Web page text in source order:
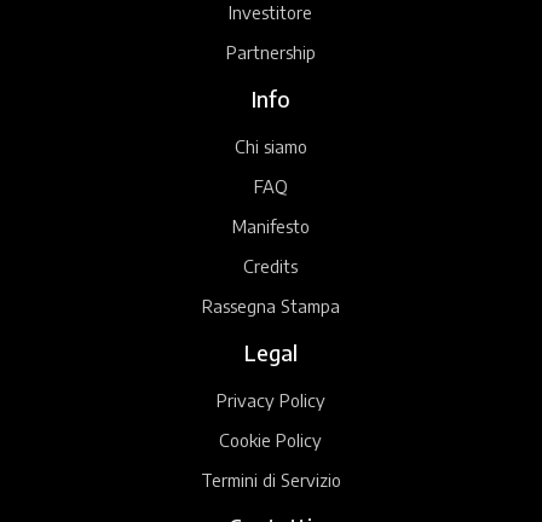
Investitore
Partnership
Info
Chi siamo
FAQ
Manifesto
Credits
Rassegna Stampa
Legal
Privacy Policy
Cookie Policy
Termini di Servizio